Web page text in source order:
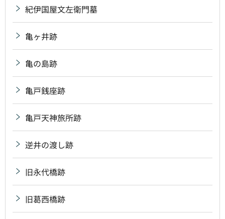
紀伊国屋文左衛門墓
亀ヶ井跡
亀の島跡
亀戸銭座跡
亀戸天神旅所跡
逆井の渡し跡
旧永代橋跡
旧葛西橋跡